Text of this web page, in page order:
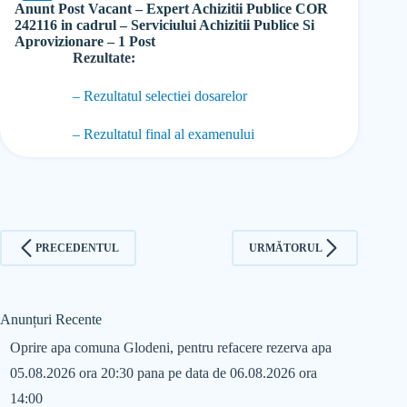
Anunt Post Vacant – Expert Achizitii Publice COR
242116 in cadrul – Serviciului Achizitii Publice Si
Aprovizionare – 1 Post
Rezultate:
– Rezultatul selectiei dosarelor
– Rezultatul final al examenului
PRECEDENTUL URMĂTORUL
Anunțuri Recente
Oprire apa comuna Glodeni, pentru refacere rezerva apa
05.08.2026 ora 20:30 pana pe data de 06.08.2026 ora
14:00